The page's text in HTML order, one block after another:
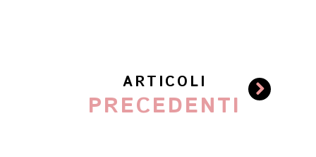
ARTICOLI
PRECEDENTI